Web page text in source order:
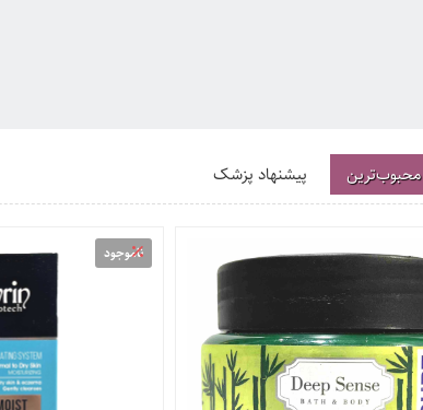
محبوب‌ترین پیشنهاد پزشک
ناموجود